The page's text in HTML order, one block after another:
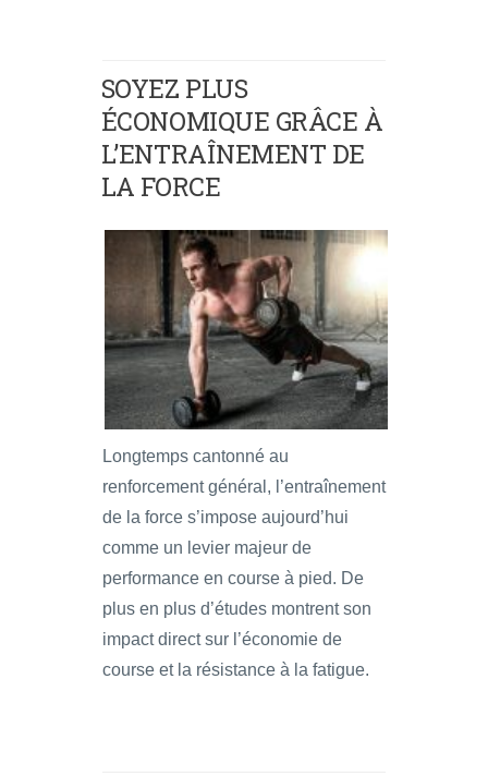
SOYEZ PLUS
ÉCONOMIQUE GRÂCE À
L’ENTRAÎNEMENT DE
LA FORCE
Longtemps cantonné au
renforcement général, l’entraînement
de la force s’impose aujourd’hui
comme un levier majeur de
performance en course à pied. De
plus en plus d’études montrent son
impact direct sur l’économie de
course et la résistance à la fatigue.